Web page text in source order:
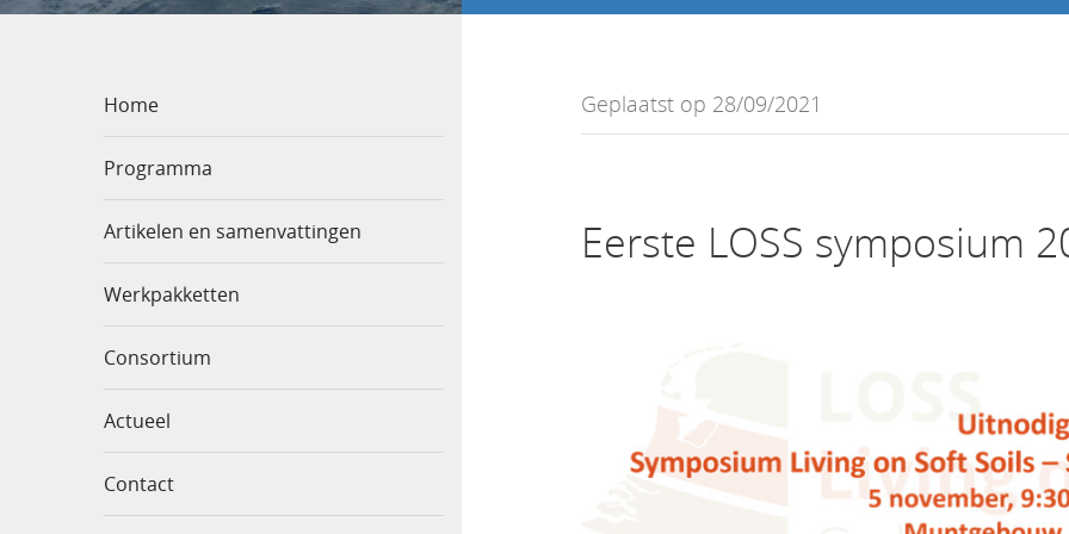
Home
Programma
Artikelen en samenvattingen
Werkpakketten
Consortium
Actueel
Contact
Geplaatst op 28/09/2021
Eerste LOSS symposium